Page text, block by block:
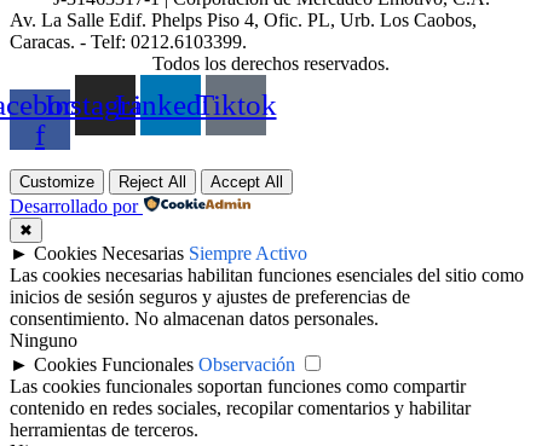
Av. La Salle Edif. Phelps Piso 4, Ofic. PL, Urb. Los Caobos,
Caracas. - Telf: 0212.6103399.
Todos los derechos reservados.
f
InstagramLinkedinTiktok
Customize Reject All Accept All
Desarrollado por
✖
► Cookies Necesarias Siempre Activo
Las cookies necesarias habilitan funciones esenciales del sitio como
inicios de sesión seguros y ajustes de preferencias de
consentimiento. No almacenan datos personales.
Ninguno
► Cookies Funcionales Observación
Las cookies funcionales soportan funciones como compartir
contenido en redes sociales, recopilar comentarios y habilitar
herramientas de terceros.